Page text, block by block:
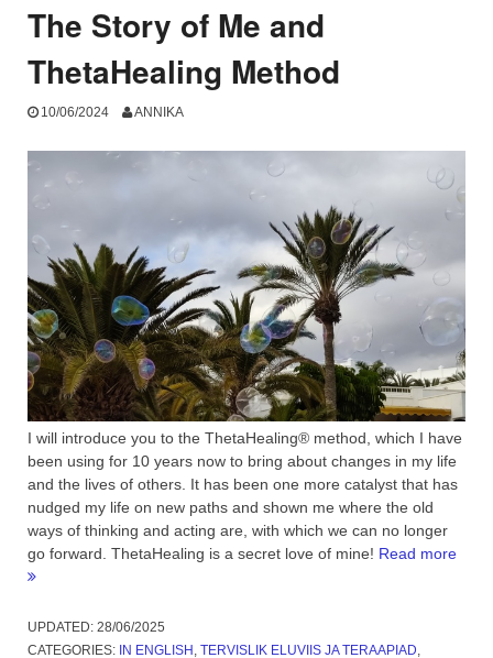
The Story of Me and
ThetaHealing Method
10/06/2024 ANNIKA
I will introduce you to the ThetaHealing® method, which I have
been using for 10 years now to bring about changes in my life
and the lives of others. It has been one more catalyst that has
nudged my life on new paths and shown me where the old
ways of thinking and acting are, with which we can no longer
go forward. ThetaHealing is a secret love of mine! Read more“The
UPDATED: 28/06/2025
CATEGORIES: IN ENGLISH , TERVISLIK ELUVIIS JA TERAAPIAD,